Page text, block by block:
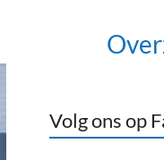
Volg ons op